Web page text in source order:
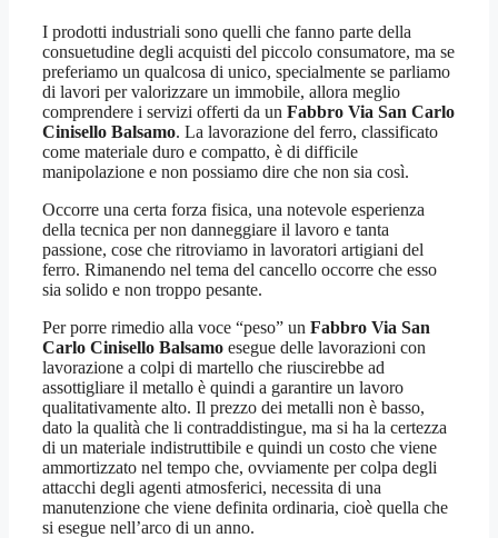
I prodotti industriali sono quelli che fanno parte della
consuetudine degli acquisti del piccolo consumatore, ma se
preferiamo un qualcosa di unico, specialmente se parliamo
di lavori per valorizzare un immobile, allora meglio
comprendere i servizi offerti da un Fabbro Via San Carlo
Cinisello Balsamo. La lavorazione del ferro, classificato
come materiale duro e compatto, è di difficile
manipolazione e non possiamo dire che non sia così.
Occorre una certa forza fisica, una notevole esperienza
della tecnica per non danneggiare il lavoro e tanta
passione, cose che ritroviamo in lavoratori artigiani del
ferro. Rimanendo nel tema del cancello occorre che esso
sia solido e non troppo pesante.
Per porre rimedio alla voce “peso” un Fabbro Via San
Carlo Cinisello Balsamo esegue delle lavorazioni con
lavorazione a colpi di martello che riuscirebbe ad
assottigliare il metallo è quindi a garantire un lavoro
qualitativamente alto. Il prezzo dei metalli non è basso,
dato la qualità che li contraddistingue, ma si ha la certezza
di un materiale indistruttibile e quindi un costo che viene
ammortizzato nel tempo che, ovviamente per colpa degli
attacchi degli agenti atmosferici, necessita di una
manutenzione che viene definita ordinaria, cioè quella che
si esegue nell’arco di un anno.